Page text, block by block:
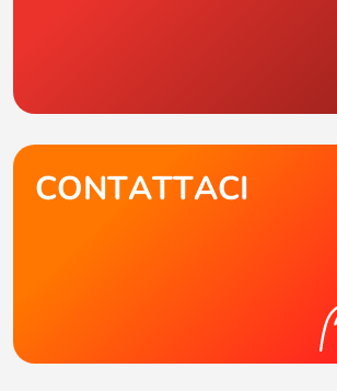
CONTATTACI